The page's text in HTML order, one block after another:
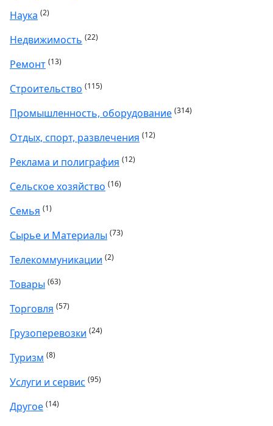
Наука (2)
Недвижимость (22)
Ремонт (13)
Строительство (115)
Промышленность, оборудование (314)
Отдых, спорт, развлечения (12)
Реклама и полиграфия (12)
Сельское хозяйство (16)
Семья (1)
Сырье и Материалы (73)
Телекоммуникации (2)
Товары (63)
Торговля (57)
Грузоперевозки (24)
Туризм (8)
Услуги и сервис (95)
Другое (14)